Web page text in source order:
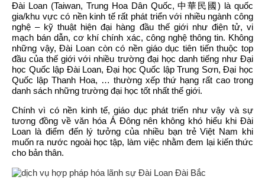
TIN TỨC
LIÊN HỆ
BÁO GIÁ
TIN TỨC
LIÊN HỆ
Đài Loan (Taiwan, Trung Hoa Dân Quốc, 中華民國) là quốc
gia/khu vực có nền kinh tế rất phát triển với nhiều ngành công
nghệ – kỹ thuật hiện đại hàng đầu thế giới như điện tử, vi
mạch bán dẫn, cơ khí chính xác, công nghệ thông tin. Không
những vậy, Đài Loan còn có nền giáo dục tiên tiến thuộc top
đầu của thế giới với nhiều trường đại học danh tiếng như Đại
học Quốc lập Đài Loan, Đại học Quốc lập Trung Sơn, Đại học
Quốc lập Thanh Hoa, … thường xếp thứ hạng rất cao trong
danh sách những trường đại học tốt nhất thế giới.
Chính vì có nền kinh tế, giáo dục phát triển như vậy và sự
tương đồng về văn hóa Á Đông nên không khó hiểu khi Đài
Loan là điểm đến lý tưởng của nhiều bạn trẻ Việt Nam khi
muốn ra nước ngoài học tập, làm việc nhằm đem lại kiến thức
cho bản thân.